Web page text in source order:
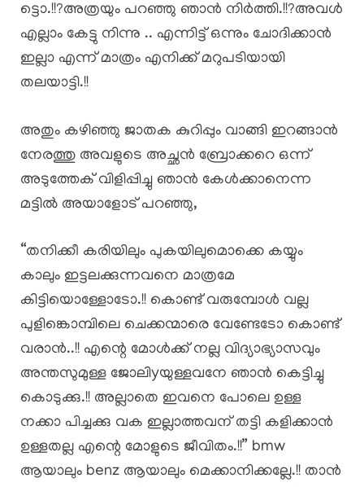
ട്ടൊ.!!?അത്രയും പറഞ്ഞു ഞാൻ നിർത്തി.!!?അവൾ
എല്ലാം കേട്ടു നിന്നു .. എന്നിട്ട് ഒന്നും ചോദിക്കാൻ
ഇല്ലാ എന്ന് മാത്രം എനിക്ക് മറുപടിയായി
തലയാട്ടി.!!
അതും കഴിഞ്ഞു ജാതക കുറിപ്പും വാങ്ങി ഇറങ്ങാൻ
നേരത്തു അവളുടെ അച്ഛൻ ബ്രോക്കറെ ഒന്ന്‌
അടുത്തേക് വിളിപ്പിച്ചു ഞാൻ കേൾക്കാനെന്ന
മട്ടിൽ അയാളോട് പറഞ്ഞു,
“തനിക്കീ കരിയിലും പുകയിലുമൊക്കെ കയ്യും
കാലും ഇട്ടലക്കുന്നവനെ മാത്രമേ
കിട്ടിയൊള്ളോടോ.!! കൊണ്ട് വരുമ്പോൾ വല്ല
പുളിങ്കൊമ്പിലെ ചെക്കന്മാരെ വേണ്ടേടോ കൊണ്ട്
വരാൻ..!! എന്റെ മോൾക്ക് നല്ല വിദ്യാഭ്യാസവും
അന്തസുമുള്ള ജോലിyയുള്ളവനേ ഞാൻ കെട്ടിച്ചു
കൊടുക്കു.!! അല്ലാതെ ഇവനെ പോലെ ഉള്ള
നക്കാ പിച്ചക്കു വക ഇല്ലാത്തവന് തട്ടി കളിക്കാൻ
ഉള്ളതല്ല എന്റെ മോളുടെ ജീവിതം.!!” bmw
ആയാലും benz ആയാലും മെക്കാനിക്കല്ലേ.!! താൻ